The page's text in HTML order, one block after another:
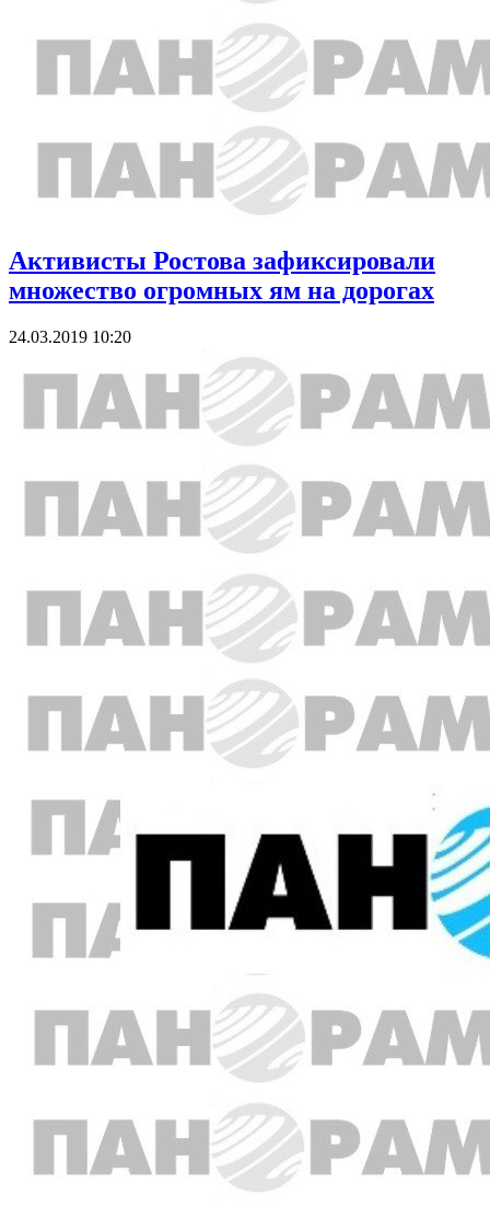
Активисты Ростова зафиксировали
множество огромных ям на дорогах
24.03.2019 10:20